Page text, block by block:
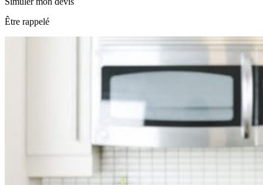
Être rappelé